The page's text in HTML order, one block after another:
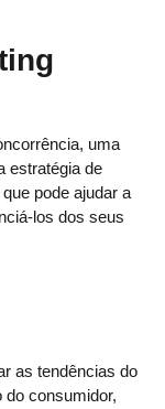
uma
estratégia de
pode ajudar a
los dos seus
as tendências do
consumidor,